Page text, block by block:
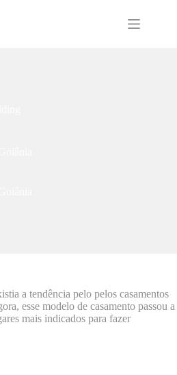
a tendência pelo pelos casamentos
esse modelo de casamento passou a
mais indicados para fazer